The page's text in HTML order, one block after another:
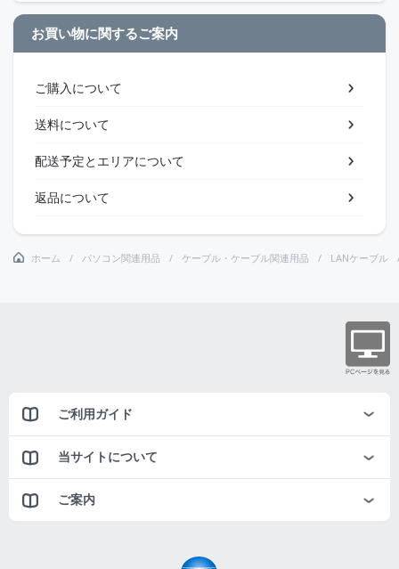
お買い物に関するご案内
ご購入について
送料について
配送予定とエリアについて
返品について
ホーム パソコン関連用品 ケーブル・ケーブル関連用品 LANケーブル
ご利用ガイド
当サイトについて
ご案内